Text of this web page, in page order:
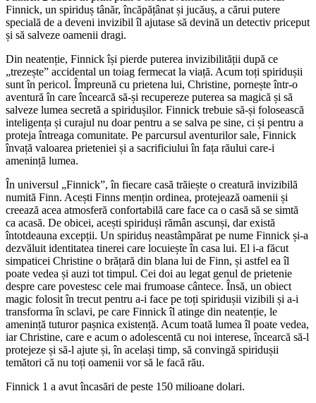
Finnick, un spiriduș tânăr, încăpățânat și jucăuș, a cărui putere
specială de a deveni invizibil îl ajutase să devină un detectiv priceput
și să salveze oamenii dragi.
Din neatenție, Finnick își pierde puterea invizibilității după ce
„trezește” accidental un toiag fermecat la viață. Acum toți spiridușii
sunt în pericol. Împreună cu prietena lui, Christine, pornește într-o
aventură în care încearcă să-și recupereze puterea sa magică și să
salveze lumea secretă a spiridușilor. Finnick trebuie să-și folosească
inteligența și curajul nu doar pentru a se salva pe sine, ci și pentru a
proteja întreaga comunitate. Pe parcursul aventurilor sale, Finnick
învață valoarea prieteniei și a sacrificiului în fața răului care-i
amenință lumea.
În universul „Finnick”, în fiecare casă trăiește o creatură invizibilă
numită Finn. Acești Finns mențin ordinea, protejează oamenii și
creează acea atmosferă confortabilă care face ca o casă să se simtă
ca acasă. De obicei, acești spiriduși rămân ascunși, dar există
întotdeauna excepții. Un spiriduș neastâmpărat pe nume Finnick și-a
dezvăluit identitatea tinerei care locuiește în casa lui. El i-a făcut
simpaticei Christine o brățară din blana lui de Finn, și astfel ea îl
poate vedea și auzi tot timpul. Cei doi au legat genul de prietenie
despre care povestesc cele mai frumoase cântece. Însă, un obiect
magic folosit în trecut pentru a-i face pe toți spiridușii vizibili și a-i
transforma în sclavi, pe care Finnick îl atinge din neatenție, le
amenință tuturor pașnica existență. Acum toată lumea îl poate vedea,
iar Christine, care e acum o adolescentă cu noi interese, încearcă să-l
protejeze și să-l ajute și, în același timp, să convingă spiridușii
temători că nu toți oamenii vor să le facă rău.
Finnick 1 a avut încasări de peste 150 milioane dolari.